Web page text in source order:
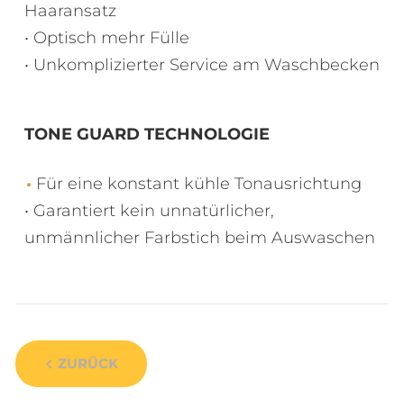
Haaransatz
• Optisch mehr Fülle
• Unkomplizierter Service am Waschbecken
TONE GUARD TECHNOLOGIE
Für eine konstant kühle Tonausrichtung
• Garantiert kein unnatürlicher,
unmännlicher Farbstich beim Auswaschen
ZURÜCK